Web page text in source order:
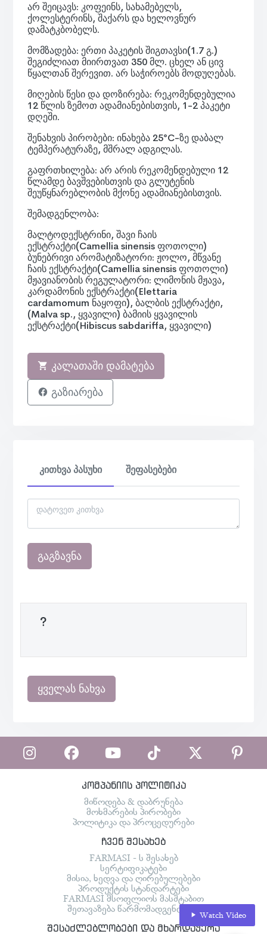
არ შეიცავს: კოფეინს, სახამებელს,
ქოლესტერინს, შაქარს და ხელოვნურ
დამატკბობელს.
მომზადება: ერთი პაკეტის შიგთავსი(1.7 გ.)
შეგიძლიათ მიირთვათ 350 მლ. ცხელ ან ცივ
წყალთან შერევით. არ საჭიროებს მოდუღებას.
მიღების წესი და დოზირება: რეკომენდებულია
12 წლის ზემოთ ადამიანებისთვის, 1-2 პაკეტი
დღეში.
შენახვის პირობები: ინახება 25°C-ზე დაბალ
ტემპერატურაზე, მშრალ ადგილას.
გაფრთხილება: არ არის რეკომენდებული 12
წლამდე ბავშვებისთვის და გლუტენის
შეუწყნარებლობის მქონე ადამიანებისთვის.
შემადგენლობა:
მალტოდექსტრინი, შავი ჩაის
ექსტრაქტი(Camellia sinensis ფოთოლი)
ბუნებრივი არომატიზატორი: ჟოლო, მწვანე
ჩაის ექსტრაქტი(Camellia sinensis ფოთოლი)
მჟავიანობის რეგულატორი: ლიმონის მჟავა,
კარდამონის ექსტრაქტი(Elettaria
cardamomum ნაყოფი), ბალბის ექსტრაქტი,
(Malva sp., ყვავილი) ბამიის ყვავილის
ექსტრაქტი(Hibiscus sabdariffa, ყვავილი)
კალათაში დამატება
გაზიარება
კითხვა პასუხი შეფასებები
გაგზავნა
?
ყველას ნახვა
კომპანიის პოლიტიკა
მიწოდება & დაბრუნება
მოხმარების პირობები
პოლიტიკა და პროცედურები
ჩვენ შესახებ
FARMASI - ს შესახებ
სერტიფიკატები
მისია, ხედვა და ღირებულებები
პროდუქტის სტანდარტები
FARMASI მსოფლიოს მასშტაბით
შეთავაზება წარმომადგენლებს
შესაძლებლობები და მხარდაჭერა
Watch Video